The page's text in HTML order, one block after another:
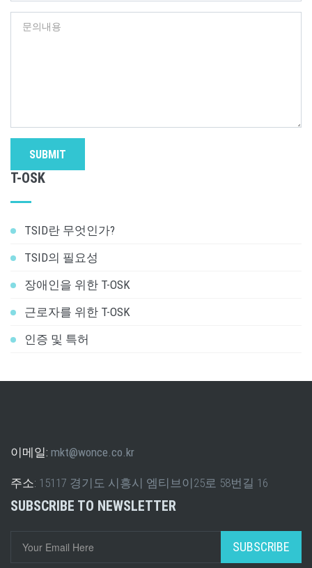
SUBMIT
T-OSK
TSID란 무엇인가?
TSID의 필요성
장애인을 위한 T-OSK
근로자를 위한 T-OSK
인증 및 특허
이메일: mkt@wonce.co.kr
주소: 15117 경기도 시흥시 엠티브이25로 58번길 16
SUBSCRIBE TO NEWSLETTER
SUBSCRIBE